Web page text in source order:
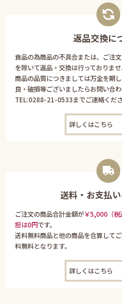
返品交換に
食品の為商品の不具合または、ご注
を除いて返品・交換は行っておりませ
商品の品質につきましては万全を期
良・破損等ございましたらお問い合
TEL:0288-21-0533までご連絡くださ
詳しくはこちら
送料・お支払
ご注文の商品合計金額が￥5,000（税
担は0円です。
送料無料商品と他の商品を合算して
料無料となります。
詳しくはこちら